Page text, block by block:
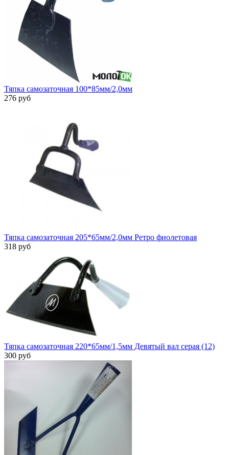
Тяпка самозаточная 100*85мм/2,0мм
276 руб
Тяпка самозаточная 205*65мм/2,0мм Ретро фиолетовая
318 руб
Тяпка самозаточная 220*65мм/1,5мм Девятый вал серая (12)
300 руб